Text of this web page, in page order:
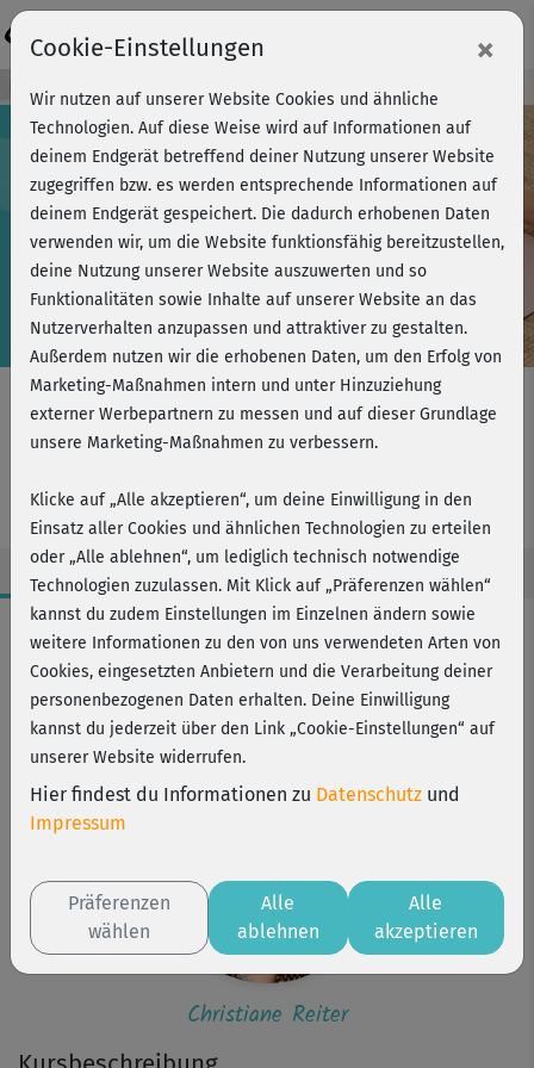
Play
Video
Kursvorschau - Jetzt mitmachen!
Schulter - Mobilisation
Schulterblatt
Workout-Facts
leicht
2 Min
Christiane Reiter
Christiane Reiter
Cookie-Einstellungen ×
Wir nutzen auf unserer Website Cookies und ähnliche
Technologien. Auf diese Weise wird auf Informationen auf
deinem Endgerät betreffend deiner Nutzung unserer Website
zugegriffen bzw. es werden entsprechende Informationen auf
deinem Endgerät gespeichert. Die dadurch erhobenen Daten
verwenden wir, um die Website funktionsfähig bereitzustellen,
deine Nutzung unserer Website auszuwerten und so
Funktionalitäten sowie Inhalte auf unserer Website an das
Nutzerverhalten anzupassen und attraktiver zu gestalten.
Außerdem nutzen wir die erhobenen Daten, um den Erfolg von
Marketing-Maßnahmen intern und unter Hinzuziehung
externer Werbepartnern zu messen und auf dieser Grundlage
unsere Marketing-Maßnahmen zu verbessern.
Klicke auf „Alle akzeptieren“, um deine Einwilligung in den
Einsatz aller Cookies und ähnlichen Technologien zu erteilen
oder „Alle ablehnen“, um lediglich technisch notwendige
Technologien zuzulassen. Mit Klick auf „Präferenzen wählen“
kannst du zudem Einstellungen im Einzelnen ändern sowie
weitere Informationen zu den von uns verwendeten Arten von
Cookies, eingesetzten Anbietern und die Verarbeitung deiner
personenbezogenen Daten erhalten. Deine Einwilligung
kannst du jederzeit über den Link „Cookie-Einstellungen“ auf
unserer Website widerrufen.
Hier findest du Informationen zu Datenschutz und
Impressum
Präferenzen
wählen
Alle
ablehnen
Alle
akzeptieren